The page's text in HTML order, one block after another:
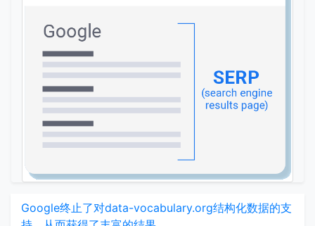
Google终止了对data-vocabulary.org结构化数据的支